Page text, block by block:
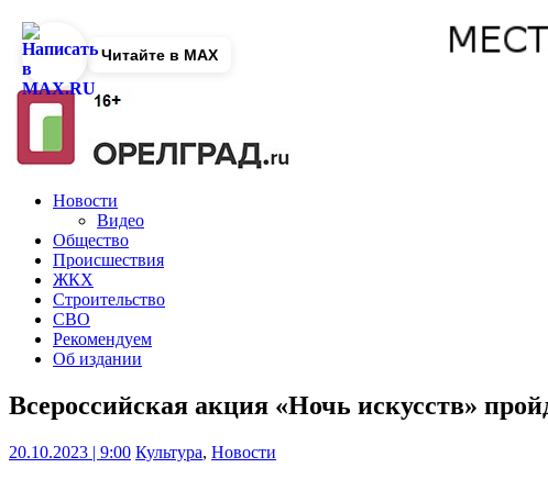
Новости
Видео
Общество
Происшествия
ЖКХ
Строительство
СВО
Рекомендуем
Об издании
Всероссийская акция «Ночь искусств»
20.10.2023 | 9:00 Культура, Новости
Читайте в MAX